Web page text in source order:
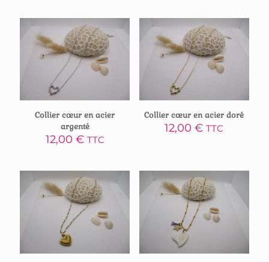
Collier cœur en acier
argenté
12,00 € TTC
Collier cœur en acier doré
12,00€ TTC